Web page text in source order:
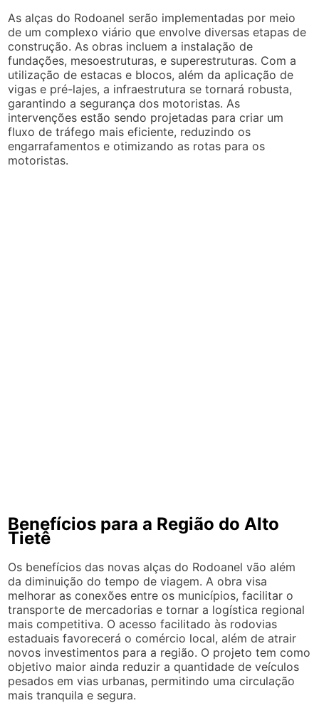
As alças do Rodoanel serão implementadas por meio
de um complexo viário que envolve diversas etapas de
construção. As obras incluem a instalação de
fundações, mesoestruturas, e superestruturas. Com a
utilização de estacas e blocos, além da aplicação de
vigas e pré-lajes, a infraestrutura se tornará robusta,
garantindo a segurança dos motoristas. As
intervenções estão sendo projetadas para criar um
fluxo de tráfego mais eficiente, reduzindo os
engarrafamentos e otimizando as rotas para os
motoristas.
Benefícios para a Região do Alto
Tietê
Os benefícios das novas alças do Rodoanel vão além
da diminuição do tempo de viagem. A obra visa
melhorar as conexões entre os municípios, facilitar o
transporte de mercadorias e tornar a logística regional
mais competitiva. O acesso facilitado às rodovias
estaduais favorecerá o comércio local, além de atrair
novos investimentos para a região. O projeto tem como
objetivo maior ainda reduzir a quantidade de veículos
pesados em vias urbanas, permitindo uma circulação
mais tranquila e segura.